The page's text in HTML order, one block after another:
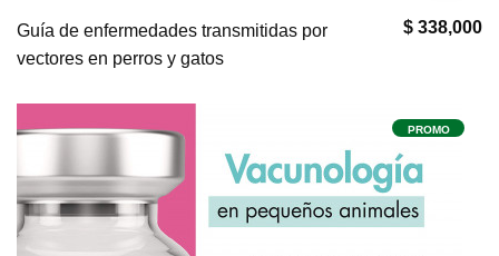
$ 338,000
Guía de enfermedades transmitidas por
vectores en perros y gatos
PROMO